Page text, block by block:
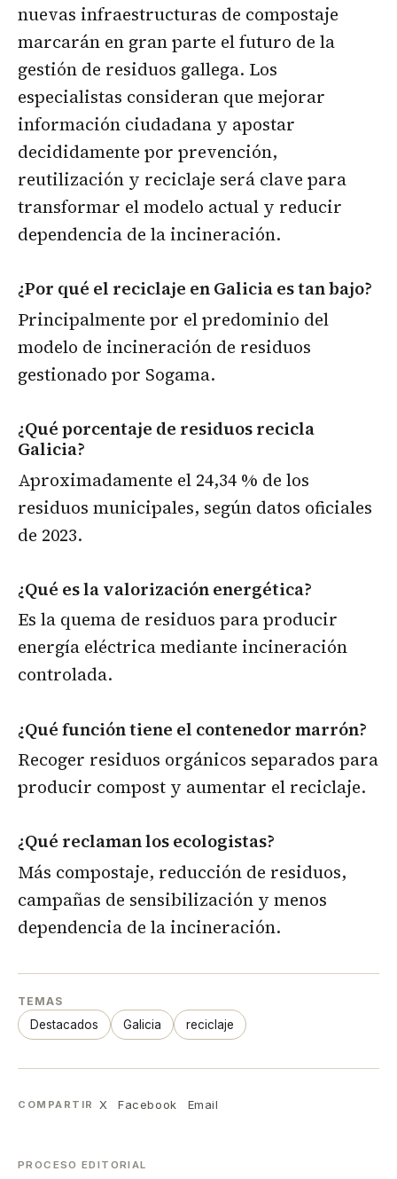
nuevas infraestructuras de compostaje
marcarán en gran parte el futuro de la
gestión de residuos gallega. Los
especialistas consideran que mejorar
información ciudadana y apostar
decididamente por prevención,
reutilización y reciclaje será clave para
transformar el modelo actual y reducir
dependencia de la incineración.
¿Por qué el reciclaje en Galicia es tan bajo?
Principalmente por el predominio del
modelo de incineración de residuos
gestionado por Sogama.
¿Qué porcentaje de residuos recicla
Galicia?
Aproximadamente el 24,34 % de los
residuos municipales, según datos oficiales
de 2023.
¿Qué es la valorización energética?
Es la quema de residuos para producir
energía eléctrica mediante incineración
controlada.
¿Qué función tiene el contenedor marrón?
Recoger residuos orgánicos separados para
producir compost y aumentar el reciclaje.
¿Qué reclaman los ecologistas?
Más compostaje, reducción de residuos,
campañas de sensibilización y menos
dependencia de la incineración.
TEMAS
Destacados Galicia reciclaje
COMPARTIR X Facebook Email
PROCESO EDITORIAL